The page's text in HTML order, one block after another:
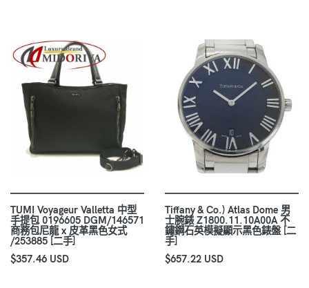
TUMI Voyageur Valletta 中型
手提包 0196605 DGM/146571
商務包尼龍 x 皮革黑色女式
/253885 [二手]
$357.46 USD
Tiffany & Co.) Atlas Dome 男
士腕錶 Z1800.11.10A00A 不
鏽鋼石英模擬顯示黑色錶盤 [二
手]
$657.22 USD